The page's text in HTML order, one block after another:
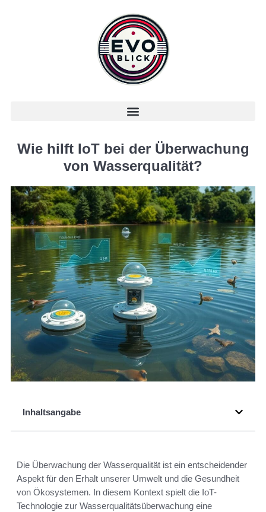
Wie hilft IoT bei der Überwachung
von Wasserqualität?
Inhaltsangabe
Die Überwachung der Wasserqualität ist ein entscheidender
Aspekt für den Erhalt unserer Umwelt und die Gesundheit
von Ökosystemen. In diesem Kontext spielt die IoT-
Technologie zur Wasserqualitätsüberwachung eine